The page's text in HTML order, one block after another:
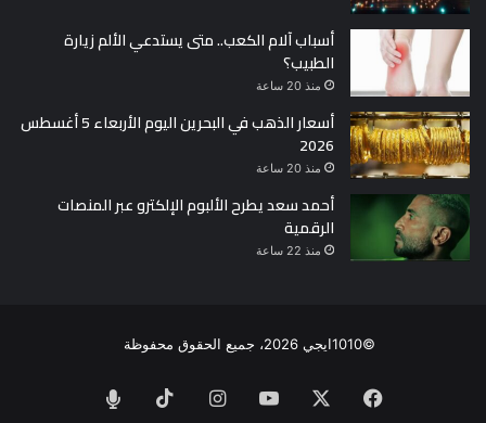
أسباب آلام الكعب.. متى يستدعي الألم زيارة
الطبيب؟
منذ 20 ساعة
أسعار الذهب في البحرين اليوم الأربعاء 5 أغسطس
2026
منذ 20 ساعة
أحمد سعد يطرح الألبوم الإلكترو عبر المنصات
الرقمية
منذ 22 ساعة
©1010ايجي 2026، جميع الحقوق محفوظة
فيسبوك ‫YouTubeانستقرام ‫TikTokالراديو